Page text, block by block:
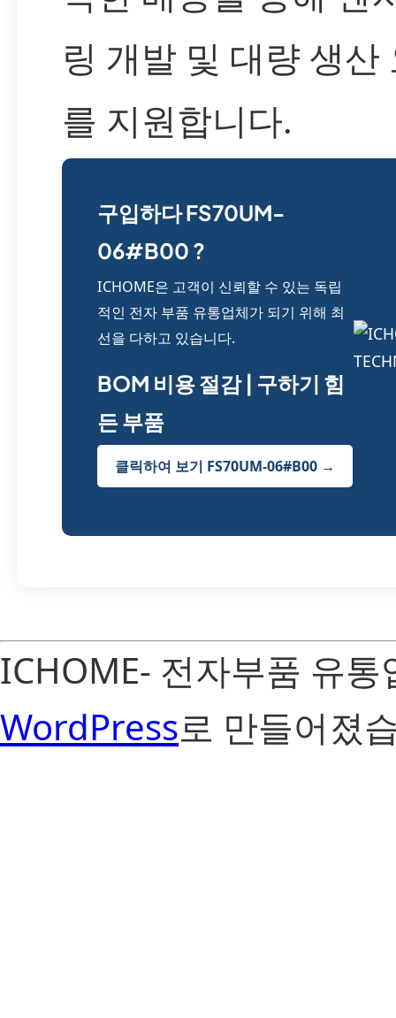
링 개발 및 대량 생산
를 지원합니다.
구입하다 FS70UM-
06#B00 ?
ICHOME은 고객이 신뢰할 수 있는 독립
적인 전자 부품 유통업체가 되기 위해 최
선을 다하고 있습니다.
BOM 비용 절감 | 구하기 힘
든 부품
클릭하여 보기 FS70UM-06#B00 →
ICHOME- 전자부품 유
WordPress로 만들어졌